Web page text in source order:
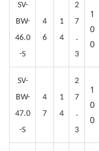
SV-
BW-
46.0
-S
4
6
1
4
2
7
.
3
1
0
0
SV-
BW-
47.0
-S
4
7
1
4
2
7
.
3
1
0
0